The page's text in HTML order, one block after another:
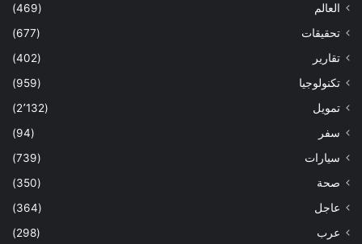
العالم
(469)
تحقيقات
(677)
تقارير
(402)
تكنولوجيا
(959)
تمويل
(2٬132)
سفر
(94)
سيارات
(739)
صحة
(350)
عاجل
(364)
عرب
(298)